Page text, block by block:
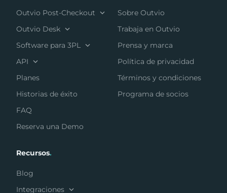
Outvio Post-Checkout
Outvio Desk
Software para 3PL
API
Planes
Historias de éxito
FAQ
Reserva una Demo
Sobre Outvio
Trabaja en Outvio
Prensa y marca
Política de privacidad
Términos y condiciones
Programa de socios
Recursos.
Blog
Integraciones